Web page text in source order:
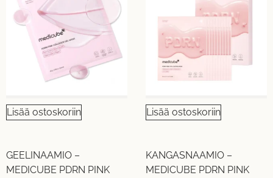
Lisää ostoskoriin
GEELINAAMIO –
MEDICUBE PDRN PINK
Lisää ostoskoriin
KANGASNAAMIO –
MEDICUBE PDRN PINK